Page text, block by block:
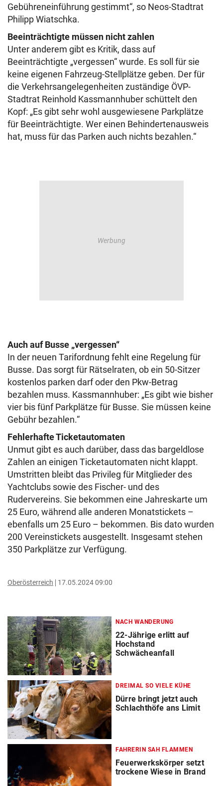
Gebühreneinführung gestimmt“, so Neos-Stadtrat
Philipp Wiatschka.
Beeinträchtigte müssen nicht zahlen
Unter anderem gibt es Kritik, dass auf
Beeinträchtigte „vergessen“ wurde. Es soll für sie
keine eigenen Fahrzeug-Stellplätze geben. Der für
die Verkehrsangelegenheiten zuständige ÖVP-
Stadtrat Reinhold Kassmannhuber schüttelt den
Kopf: „Es gibt sehr wohl ausgewiesene Parkplätze
für Beeinträchtigte. Wer einen Behindertenausweis
hat, muss für das Parken auch nichts bezahlen.“
Auch auf Busse „vergessen“
In der neuen Tarifordnung fehlt eine Regelung für
Busse. Das sorgt für Rätselraten, ob ein 50-Sitzer
kostenlos parken darf oder den Pkw-Betrag
bezahlen muss. Kassmannhuber: „Es gibt wie bisher
vier bis fünf Parkplätze für Busse. Sie müssen keine
Gebühr bezahlen.“
Fehlerhafte Ticketautomaten
Unmut gibt es auch darüber, dass das bargeldlose
Zahlen an einigen Ticketautomaten nicht klappt.
Umstritten bleibt das Privileg für Mitglieder des
Yachtclubs sowie des Fischer- und des
Rudervereins. Sie bekommen eine Jahreskarte um
25 Euro, während alle anderen Monatstickets –
ebenfalls um 25 Euro – bekommen. Bis dato wurden
200 Vereinstickets ausgestellt. Insgesamt stehen
350 Parkplätze zur Verfügung.
Oberösterreich 17.05.2024 09:00
NACH WANDERUNG
22-Jährige erlitt auf
Hochstand
Schwächeanfall
DREIMAL SO VIELE KÜHE
Dürre bringt jetzt auch
Schlachthöfe ans Limit
FAHRERIN SAH FLAMMEN
Feuerwerkskörper setzt
trockene Wiese in Brand